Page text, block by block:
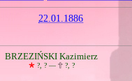
22.01.1886
BRZEZIŃSKI Kazimierz
🞲?, ? — 🕆?, ?